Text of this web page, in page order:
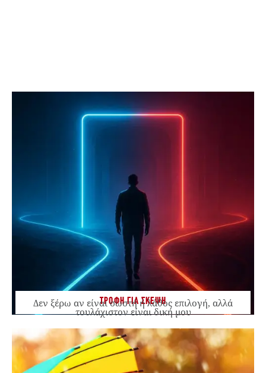
ΤΡΟΦΗ ΓΙΑ ΣΚΕΨΗ
Δεν ξέρω αν είναι σωστή ή λάθος επιλογή, αλλά
τουλάχιστον είναι δική μου